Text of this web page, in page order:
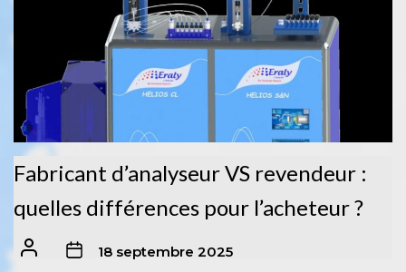
Fabricant d’analyseur VS revendeur :
quelles différences pour l’acheteur ?
18 septembre 2025